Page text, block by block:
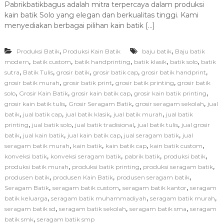
d
a
r
i
k
a
t
i
k
b
a
u
s
:
S
o
s
Pabrikbatikbagus adalah mitra terpercaya dalam produksi
kain batik Solo yang elegan dan berkualitas tinggi. Kami
menyediakan berbagai pilihan kain batik […]
Produksi Batik, Produksi Kain Batik baju batik, Baju batik
modern, batik custom, batik handprinting, batik klasik, batik solo, batik
sutra, Batik Tulis, grosir batik, grosir batik cap, grosir batik handprint,
grosir batik murah, grosir batik print, grosir batik printing, grosir batik
solo, Grosir Kain Batik, grosir kain batik cap, grosir kain batik printing,
grosir kain batik tulis, Grosir Seragam Batik, grosir seragam sekolah, jual
batik, jual batik cap, jual batik klasik, jual batik murah, jual batik
printing, jual batik solo, jual batik tradisional, jual batik tulis, jual grosir
batik, jual kain batik, jual kain batik cap, jual seragam batik, jual
seragam batik murah, kain batik, kain batik cap, kain batik custom,
konveksi batik, konveksi seragam batik, pabrik batik, produksi batik,
produksi batik murah, produksi batik printing, produksi seragam batik,
produsen batik, produsen Kain Batik, produsen seragam batik,
Seragam Batik, seragam batik custom, seragam batik kantor, seragam
batik keluarga, seragam batik muhammadiyah, seragam batik murah,
seragam batik sd, seragam batik sekolah, seragam batik sma, seragam
batik smk, seragam batik smp